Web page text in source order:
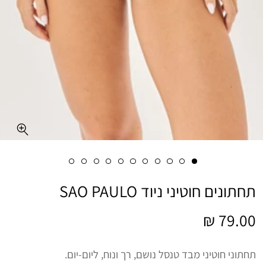
תחתונים חוטיני ניוד SAO PAULO
מחיר
79.00 ₪
תחתוני חוטיני מבד טנסל נושם, רך ונוח, ליום-יום.